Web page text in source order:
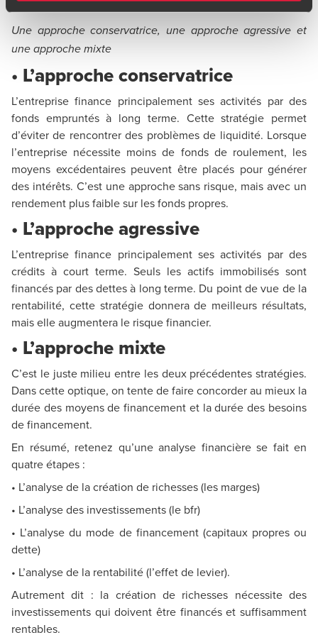
Une approche conservatrice, une approche agressive et
une approche mixte
• L’approche conservatrice
L’entreprise finance principalement ses activités par des
fonds empruntés à long terme. Cette stratégie permet
d’éviter de rencontrer des problèmes de liquidité. Lorsque
l’entreprise nécessite moins de fonds de roulement, les
moyens excédentaires peuvent être placés pour générer
des intérêts. C’est une approche sans risque, mais avec un
rendement plus faible sur les fonds propres.
• L’approche agressive
L’entreprise finance principalement ses activités par des
crédits à court terme. Seuls les actifs immobilisés sont
financés par des dettes à long terme. Du point de vue de la
rentabilité, cette stratégie donnera de meilleurs résultats,
mais elle augmentera le risque financier.
• L’approche mixte
C’est le juste milieu entre les deux précédentes stratégies.
Dans cette optique, on tente de faire concorder au mieux la
durée des moyens de financement et la durée des besoins
de financement.
En résumé, retenez qu’une analyse financière se fait en
quatre étapes :
• L’analyse de la création de richesses (les marges)
• L’analyse des investissements (le bfr)
• L’analyse du mode de financement (capitaux propres ou
dette)
• L’analyse de la rentabilité (l’effet de levier).
Autrement dit : la création de richesses nécessite des
investissements qui doivent être financés et suffisamment
rentables.